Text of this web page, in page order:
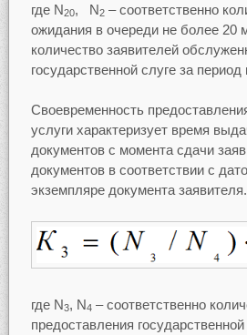
где N20, N2– соответственно
ожидания в очереди не более 20
количество заявителей
государственной слуге за
Своевременность
услуги характеризует время
документов с момента сдачи
документов в соответствии с
экземпляре документа заявителя.
где N3, N4 – соответственно
предоставления государственной